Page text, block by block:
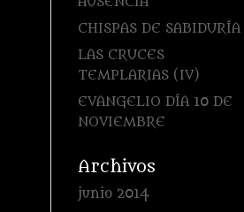
CHISPAS DE SABIDURÍA
LAS CRUCES
TEMPLARIAS (IV)
EVANGELIO DÍA 10 DE
NOVIEMBRE
Archivos
junio 2014